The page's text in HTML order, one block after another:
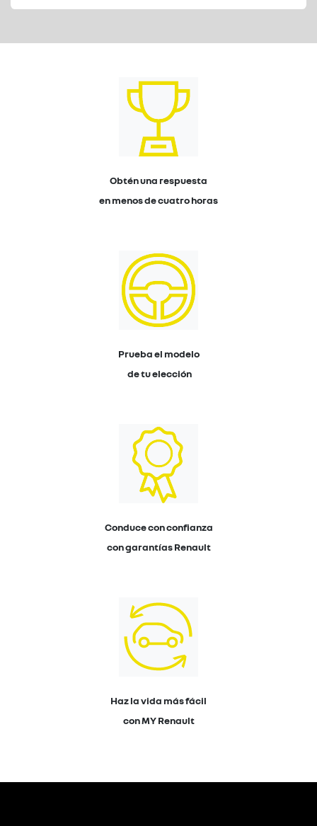
Obtén una respuesta
en menos de cuatro horas
Prueba el modelo
de tu elección
Conduce con confianza
con garantías Renault
Haz la vida más fácil
con MY Renault